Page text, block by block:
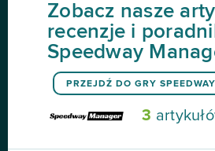
Recenzja
Tutorial
Zobacz nasze
recenzje i
Speedway
PRZEJDŹ DO GRY
3